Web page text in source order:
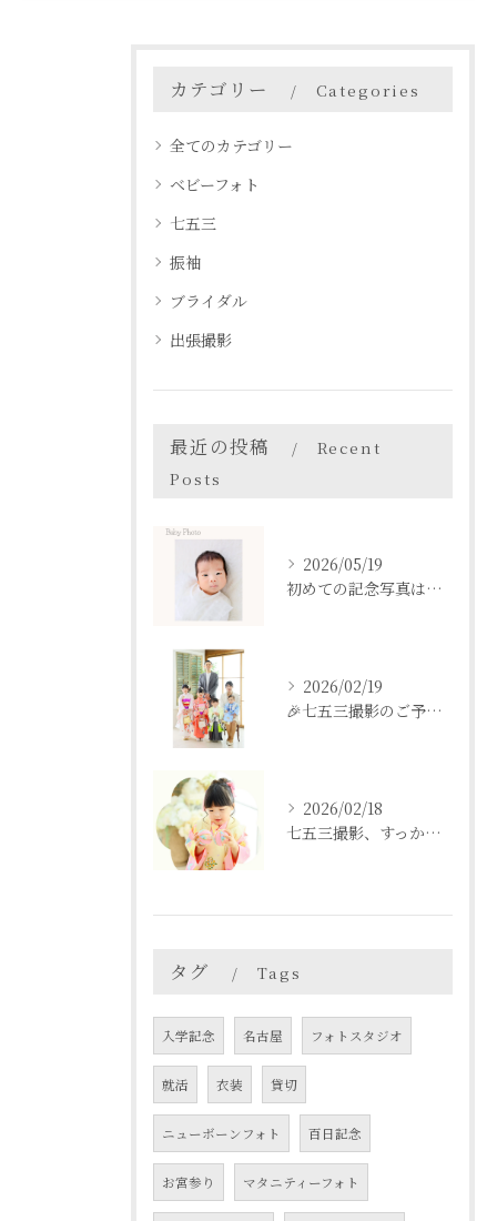
カテゴリー Categories
全てのカテゴリー
ベビーフォト
七五三
振袖
ブライダル
出張撮影
最近の投稿
Recent
Posts
2026/05/19
初めての記念写真はは、DEAR STUDIOで。
2026/02/19
🎉七五三撮影のご予約をご検討中の方へ🎉
2026/02/18
七五三撮影、すっかり忘れてた💦という方も
タグ Tags
入学記念 名古屋 フォトスタジオ
就活 衣装 貸切
ニューボーンフォト 百日記念
お宮参り マタニティーフォト